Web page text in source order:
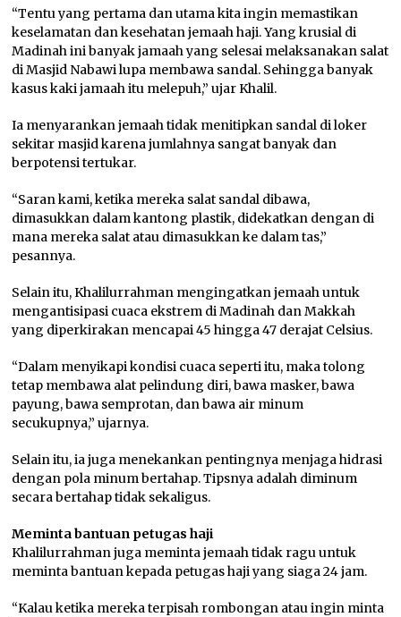
“Tentu yang pertama dan utama kita ingin memastikan
keselamatan dan kesehatan jemaah haji. Yang krusial di
Madinah ini banyak jamaah yang selesai melaksanakan salat
di Masjid Nabawi lupa membawa sandal. Sehingga banyak
kasus kaki jamaah itu melepuh,” ujar Khalil.
Ia menyarankan jemaah tidak menitipkan sandal di loker
sekitar masjid karena jumlahnya sangat banyak dan
berpotensi tertukar.
“Saran kami, ketika mereka salat sandal dibawa,
dimasukkan dalam kantong plastik, didekatkan dengan di
mana mereka salat atau dimasukkan ke dalam tas,”
pesannya.
Selain itu, Khalilurrahman mengingatkan jemaah untuk
mengantisipasi cuaca ekstrem di Madinah dan Makkah
yang diperkirakan mencapai 45 hingga 47 derajat Celsius.
“Dalam menyikapi kondisi cuaca seperti itu, maka tolong
tetap membawa alat pelindung diri, bawa masker, bawa
payung, bawa semprotan, dan bawa air minum
secukupnya,” ujarnya.
Selain itu, ia juga menekankan pentingnya menjaga hidrasi
dengan pola minum bertahap. Tipsnya adalah diminum
secara bertahap tidak sekaligus.
Meminta bantuan petugas haji
Khalilurrahman juga meminta jemaah tidak ragu untuk
meminta bantuan kepada petugas haji yang siaga 24 jam.
“Kalau ketika mereka terpisah rombongan atau ingin minta